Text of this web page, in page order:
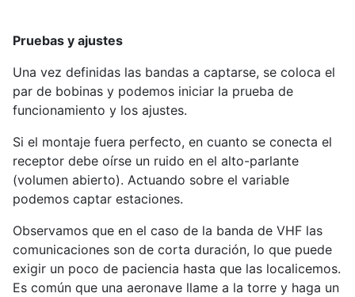
Pruebas y ajustes
Una vez definidas las bandas a captarse, se coloca el
par de bobinas y podemos iniciar la prueba de
funcionamiento y los ajustes.
Si el montaje fuera perfecto, en cuanto se conecta el
receptor debe oírse un ruido en el alto-parlante
(volumen abierto). Actuando sobre el variable
podemos captar estaciones.
Observamos que en el caso de la banda de VHF las
comunicaciones son de corta duración, lo que puede
exigir un poco de paciencia hasta que las localicemos.
Es común que una aeronave llame a la torre y haga un